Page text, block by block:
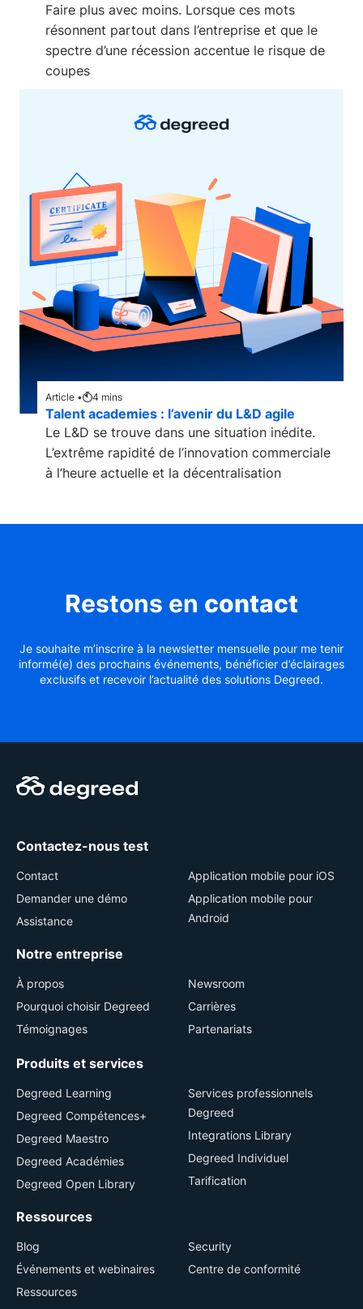
Faire plus avec moins. Lorsque ces mots
résonnent partout dans l’entreprise et que le
spectre d’une récession accentue le risque de
coupes
Article • 4 mins
Talent academies : l’avenir du L&D agile
Le L&D se trouve dans une situation inédite.
L’extrême rapidité de l’innovation commerciale
à l’heure actuelle et la décentralisation
Restons en contact
Je souhaite m’inscrire à la newsletter mensuelle pour me tenir
informé(e) des prochains événements, bénéficier d’éclairages
exclusifs et recevoir l’actualité des solutions Degreed.
Contactez-nous test
Contact
Demander une démo
Assistance
Application mobile pour iOS
Application mobile pour
Android
Notre entreprise
À propos
Pourquoi choisir Degreed
Témoignages
Newsroom
Carrières
Partenariats
Produits et services
Degreed Learning
Degreed Compétences+
Degreed Maestro
Degreed Académies
Degreed Open Library
Services professionnels
Degreed
Integrations Library
Degreed Individuel
Tarification
Ressources
Blog
Événements et webinaires
Ressources
Security
Centre de conformité